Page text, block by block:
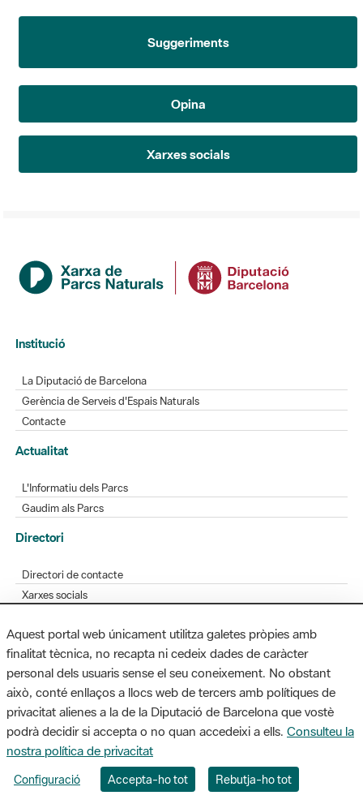
Suggeriments
Opina
Xarxes socials
Institució
La Diputació de Barcelona
Gerència de Serveis d'Espais Naturals
Contacte
Actualitat
L'Informatiu dels Parcs
Gaudim als Parcs
Directori
Directori de contacte
Xarxes socials
Bústia de suggeriments
Opineu sobre els parcs
MAPA WEB AVÍS LEGAL ACCESSIBILITAT
Diputació de Barcelona. Edifici Llacuna, 1a planta. Badajoz, 49. 08005
Barcelona. Tel. 934 022 428 / xarxaparcs@diba.cat
Aquest portal web únicament utilitza galetes pròpies amb
finalitat tècnica, no recapta ni cedeix dades de caràcter
personal dels usuaris sense el seu coneixement. No obstant
això, conté enllaços a llocs web de tercers amb polítiques de
privacitat alienes a la de la Diputació de Barcelona que vostè
podrà decidir si accepta o no quan accedeixi a ells. Consulteu la
nostra política de privacitat
Configuració Accepta-ho tot Rebutja-ho tot